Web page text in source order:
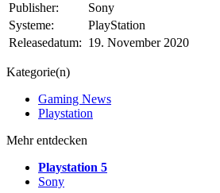
Publisher:
Sony
Systeme:
PlayStation
Releasedatum: 19. November 2020
Kategorie(n)
Gaming News
Playstation
Mehr entdecken
Playstation 5
Sony